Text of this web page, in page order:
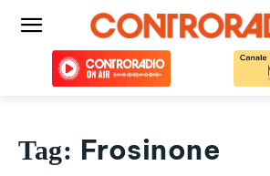
Tag: Frosinone